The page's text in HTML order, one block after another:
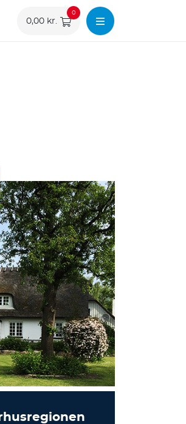
0,00 kr.
0